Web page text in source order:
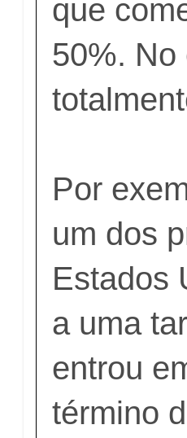
que
50%. No
Por
um dos
Estados
a uma
entrou
término